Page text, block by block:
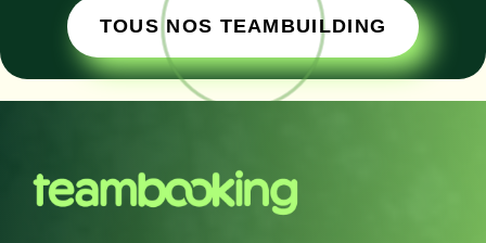
TOUS NOS TEAMBUILDING